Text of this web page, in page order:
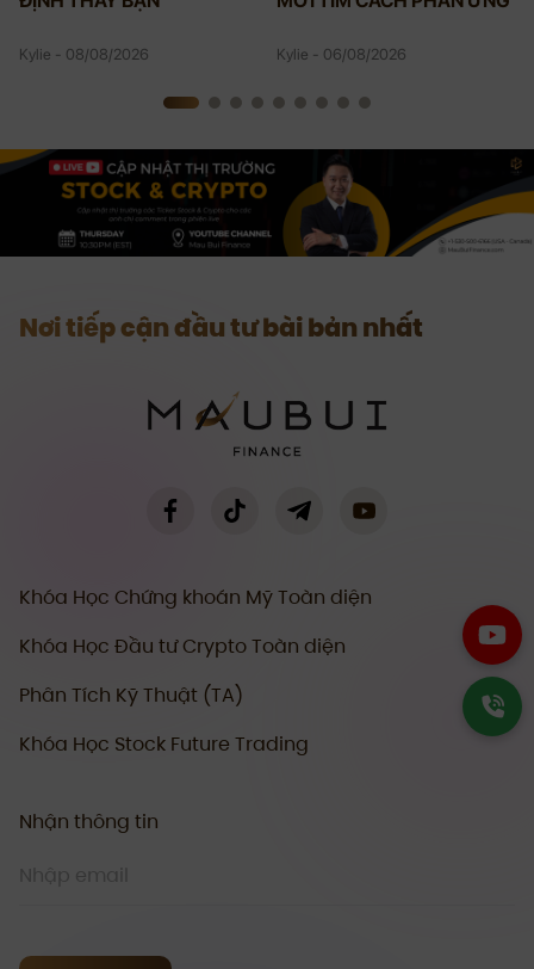
Kylie - 08/08/2026 Kylie - 06/08/2026
Nơi tiếp cận đầu tư bài bản nhất
Khóa Học Chứng khoán Mỹ Toàn diện
Khóa Học Đầu tư Crypto Toàn diện
Phân Tích Kỹ Thuật (TA)
Khóa Học Stock Future Trading
Nhận thông tin